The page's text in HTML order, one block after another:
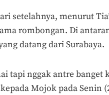
setelahnya, menurut
rombongan. Di
datang dari Surabaya.
tapi nggak antre banget
Mojok pada Senin